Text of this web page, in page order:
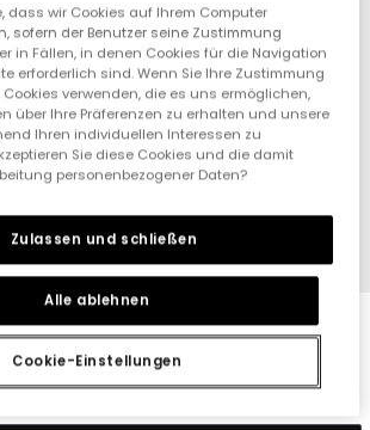
1 2 3 4
aus Baumwolle
€
dass wir Cookies auf Ihrem Computer
sofern der Benutzer seine Zustimmung
in Fällen, in denen Cookies für die Navigation
erforderlich sind. Wenn Sie Ihre Zustimmung
verwenden, die es uns ermöglichen,
über Ihre Präferenzen zu erhalten und unsere
Ihren individuellen Interessen zu
Sie diese Cookies und die damit
personenbezogener Daten?
Cookie-Einstellungen
Alle ablehnen
Zulassen und schließen